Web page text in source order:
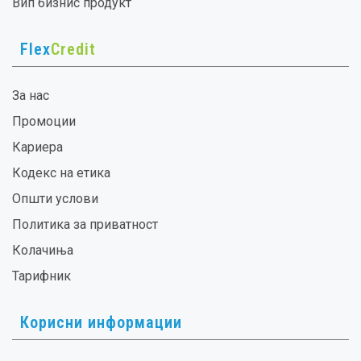
FlexCredit
За нас
Промоции
Кариера
Кодекс на етика
Општи услови
Политика за приватност
Колачиња
Тарифник
Корисни информации